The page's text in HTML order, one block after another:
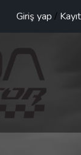
Giriş yap /